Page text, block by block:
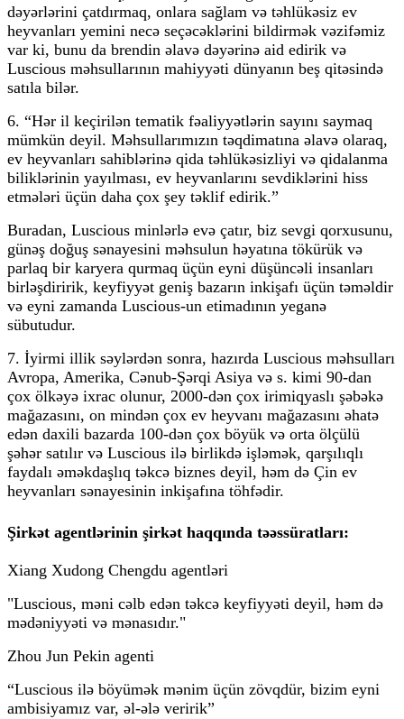
dəyərlərini çatdırmaq, onlara sağlam və təhlükəsiz ev
heyvanları yemini necə seçəcəklərini bildirmək vəzifəmiz
var ki, bunu da brendin əlavə dəyərinə aid edirik və
Luscious məhsullarının mahiyyəti dünyanın beş qitəsində
satıla bilər.
6. “Hər il keçirilən tematik fəaliyyətlərin sayını saymaq
mümkün deyil. Məhsullarımızın təqdimatına əlavə olaraq,
ev heyvanları sahiblərinə qida təhlükəsizliyi və qidalanma
biliklərinin yayılması, ev heyvanlarını sevdiklərini hiss
etmələri üçün daha çox şey təklif edirik.”
Buradan, Luscious minlərlə evə çatır, biz sevgi qorxusunu,
günəş doğuş sənayesini məhsulun həyatına tökürük və
parlaq bir karyera qurmaq üçün eyni düşüncəli insanları
birləşdiririk, keyfiyyət geniş bazarın inkişafı üçün təməldir
və eyni zamanda Luscious-un etimadının yeganə
sübutudur.
7. İyirmi illik səylərdən sonra, hazırda Luscious məhsulları
Avropa, Amerika, Cənub-Şərqi Asiya və s. kimi 90-dan
çox ölkəyə ixrac olunur, 2000-dən çox irimiqyaslı şəbəkə
mağazasını, on mindən çox ev heyvanı mağazasını əhatə
edən daxili bazarda 100-dən çox böyük və orta ölçülü
şəhər satılır və Luscious ilə birlikdə işləmək, qarşılıqlı
faydalı əməkdaşlıq təkcə biznes deyil, həm də Çin ev
heyvanları sənayesinin inkişafına töhfədir.
Şirkət agentlərinin şirkət haqqında təəssüratları:
Xiang Xudong Chengdu agentləri
"Luscious, məni cəlb edən təkcə keyfiyyəti deyil, həm də
mədəniyyəti və mənasıdır."
Zhou Jun Pekin agenti
“Luscious ilə böyümək mənim üçün zövqdür, bizim eyni
ambisiyamız var, əl-ələ veririk”